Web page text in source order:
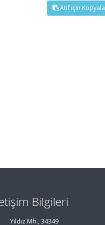
Atıf İçin Kopyala
Bilgileri
Yıldız Mh., 34349